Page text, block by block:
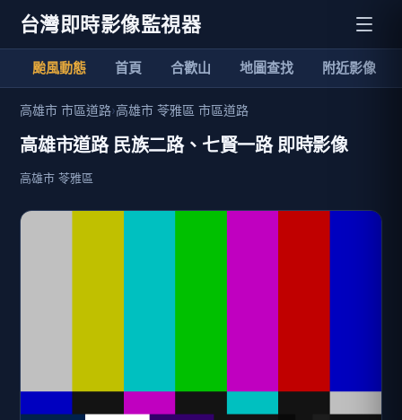
台灣即時影像監視器
颱風動態 首頁 合歡山 地圖查找 附近影像
高雄市 市區道路›高雄市 苓雅區 市區道路
高雄市道路 民族二路、七賢一路 即時影像
高雄市 苓雅區